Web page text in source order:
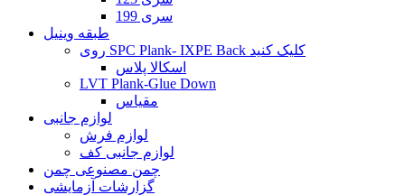
سری 199
طبقه وینیل
روی SPC Plank- IXPE Back کلیک کنید
اسکالا پلاس
LVT Plank-Glue Down
مقیاس
لوازم جانبی
لوازم فرش
لوازم جانبی کف
چمن مصنوعی چمن
گزارشات آزمایشی